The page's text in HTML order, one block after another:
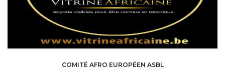
COMITÉ AFRO EUROPÉEN ASBL